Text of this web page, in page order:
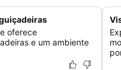
oferece
e um ambiente